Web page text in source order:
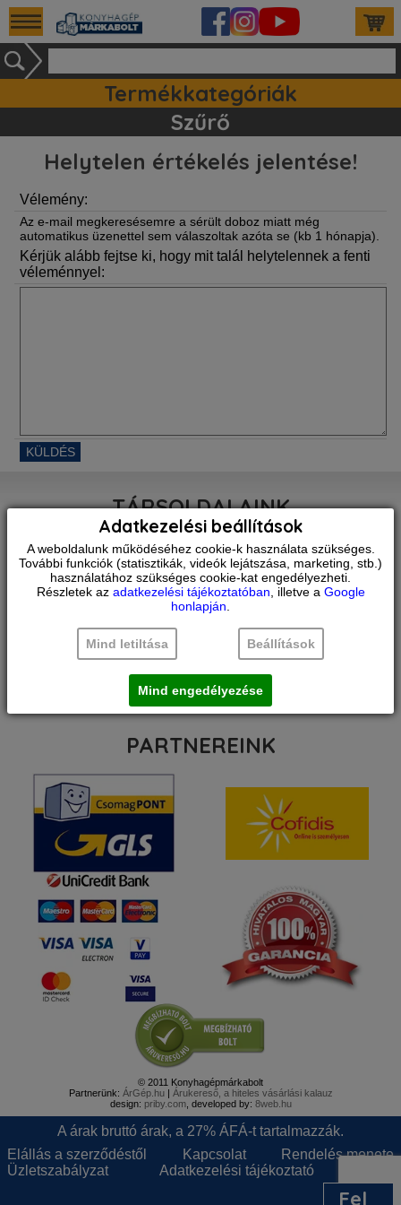
Termékkategóriák
Szűrő
Helytelen értékelés jelentése!
Vélemény:
Az e-mail megkeresésemre a sérült doboz miatt még
automatikus üzenettel sem válaszoltak azóta se (kb 1 hónapja).
Kérjük alább fejtse ki, hogy mit talál helytelennek a fenti
véleménnyel:
TÁRSOLDALAINK
PARTNEREINK
© 2011 Konyhagépmárkabolt
Partnerünk: ÁrGép.hu| Árukereső, a hiteles vásárlási kalauz
design: priby.com, developed by: 8web.hu
A árak bruttó árak, a 27% ÁFÁ-t tartalmazzák.
Elállás a szerződéstől
Kapcsolat
Rendelés menete
Üzletszabályzat
Adatkezelési tájékoztató
Adatkezelési beállítások
A weboldalunk működéséhez cookie-k használata szükséges.
További funkciók (statisztikák, videók lejátszása, marketing, stb.)
használatához szükséges cookie-kat engedélyezheti.
Részletek az adatkezelési tájékoztatóban , illetve a Google
honlapján
Mind letiltása Beállítások
Mind engedélyezése
Fel